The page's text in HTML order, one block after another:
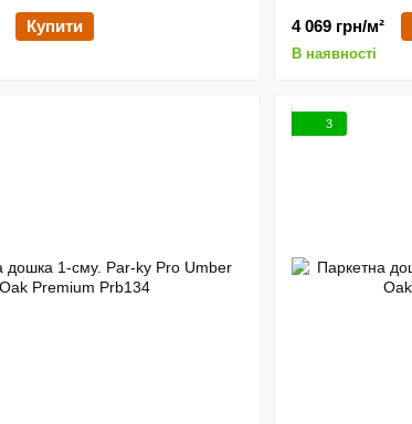
Купити
4 069 грн/м²
В наявності
3